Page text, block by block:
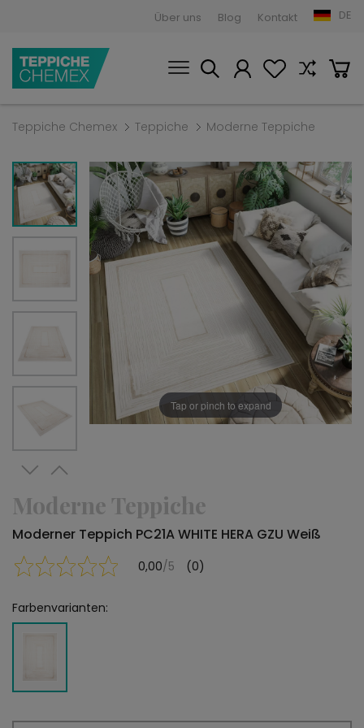
Über uns Blog Kontakt DE
Teppiche Chemex Teppiche Moderne Teppiche
Tap or pinch to expand
Moderne Teppiche
Moderner Teppich PC21A WHITE HERA GZU Weiß
0,00/5 (0)
Farbenvarianten: